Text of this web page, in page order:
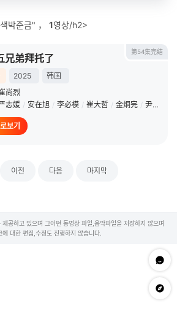
박준금" ， 1영상/h2>
第54集完结
兄弟拜托了
2025
韩国
尚烈
志媛 / 安在旭 / 李必模 / 崔大哲 / 金烔完 / 尹博
보기
이전 다음 마지막
공하고 있으며 그어떤 동영상 파일,음악파일을 저장하지 않으며
에 대한 편집,수정도 진행하지 않습니다.
문의하
app